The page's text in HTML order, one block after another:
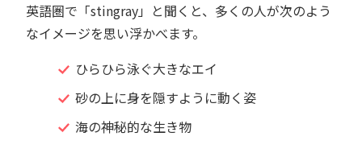
英語圏で「stingray」と聞くと、多くの人が次のよう
なイメージを思い浮かべます。
ひらひら泳ぐ大きなエイ
砂の上に身を隠すように動く姿
海の神秘的な生き物